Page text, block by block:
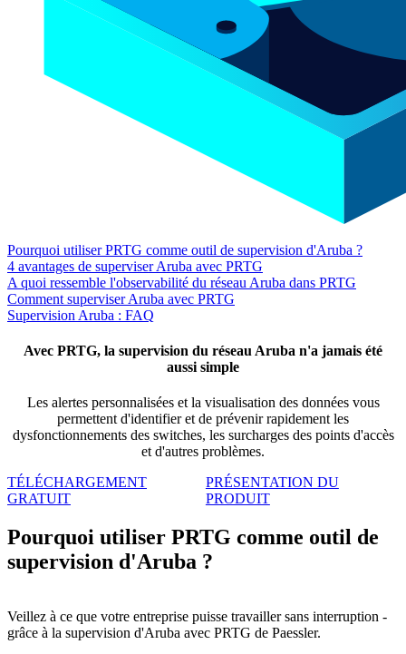
Pourquoi utiliser PRTG comme outil de supervision d'Aruba ?
4 avantages de superviser Aruba avec PRTG
A quoi ressemble l'observabilité du réseau Aruba dans PRTG
Comment superviser Aruba avec PRTG
Supervision Aruba : FAQ
Avec PRTG, la supervision du réseau Aruba n'a jamais été
aussi simple
Les alertes personnalisées et la visualisation des données vous
permettent d'identifier et de prévenir rapidement les
dysfonctionnements des switches, les surcharges des points d'accès
et d'autres problèmes.
TÉLÉCHARGEMENT
GRATUIT
PRÉSENTATION DU
PRODUIT
Pourquoi utiliser PRTG comme outil de
supervision d'Aruba ?
Veillez à ce que votre entreprise puisse travailler sans interruption -
grâce à la supervision d'Aruba avec PRTG de Paessler.